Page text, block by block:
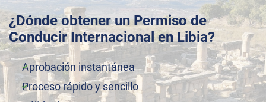
¿Dónde obtener un Permiso de
Conducir Internacional en Libia?
Aprobación instantánea
Proceso rápido y sencillo